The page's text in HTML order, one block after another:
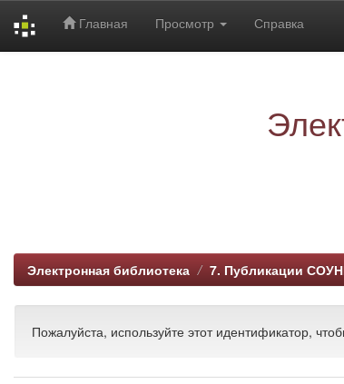
Главная Просмотр Справка
Электронная библиотека 7. Публикации
Пожалуйста, используйте этот идентификатор,